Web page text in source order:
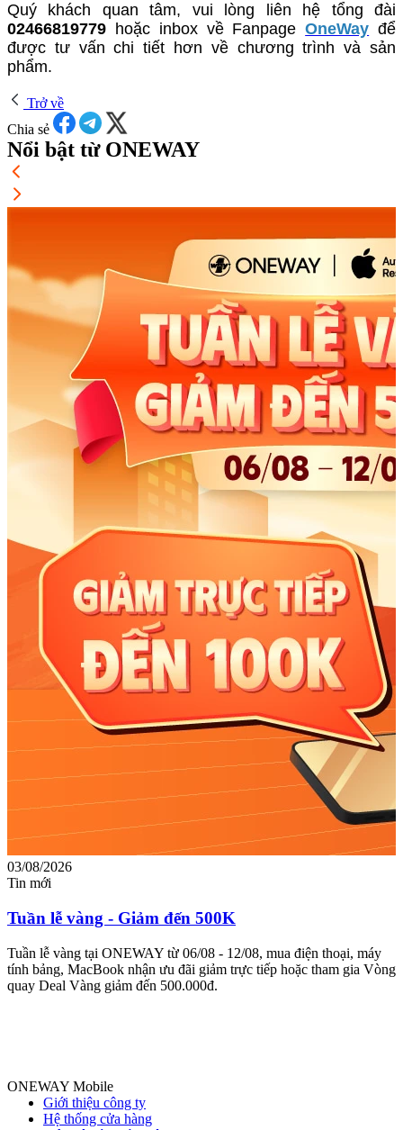
Quý khách quan tâm, vui lòng liên hệ tổng đài
02466819779 hoặc inbox về FanpageOneWay để
được tư vấn chi tiết hơn về chương trình và sản
phẩm.
Trở về
Chia sẻ
Nổi bật từ ONEWAY
03/08/2026
Tin mới
Tuần lễ vàng - Giảm đến 500K
Tuần lễ vàng tại ONEWAY từ 06/08 - 12/08, mua điện thoại, máy
tính bảng, MacBook nhận ưu đãi giảm trực tiếp hoặc tham gia Vòng
quay Deal Vàng giảm đến 500.000đ.
ONEWAY Mobile
Giới thiệu công ty
Hệ thống cửa hàng